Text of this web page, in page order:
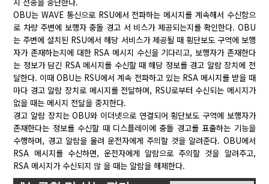
지 전송을 중단한다.
OBU는 WAVE 통신으로 RSU에서 전파하는 메시지를 계속해서 수신함으
로 차량 주변에 보행자 충돌 경고 서 비스가 제공되는지를 확인한다. OBU
는 주변에 설치된 RSU에서 해당 서비스가 제공될 때 횡단보도 구역에 보행
자가 존재하는지에 대한 RSA 메시지 수신을 기다리고, 보행자가 존재한다
는 정보가 담긴 RSA 메시지를 수신할 때 해당 정보를 경고 알람 장치에 전
달한다. 이때 OBU는 RSU에서 계속 전파하고 있는 RSA 메시지를 받을 때
마다 경고 알람 장치로 메시지를 전달하며, RSU로부터 수신되는 메시지가
없을 때는 메시지 전달을 중지한다.
경고 알람 장치는 OBU와 이더넷으로 연결되어 횡단보도 구역에 보행자가
존재한다는 정보를 수신할 때 디스플레이에 충돌 경고를 표출하는 기능을
수행하며, 경고 알람을 울려 운전자에게 주의할 것을 알려준다. OBU에서
RSA 메시지를 수신하면, 운전자에게 알람으로 주의할 것을 알려주고,
RSA 메시지가 수신되지 않 을 때는 알람을 해제한다.